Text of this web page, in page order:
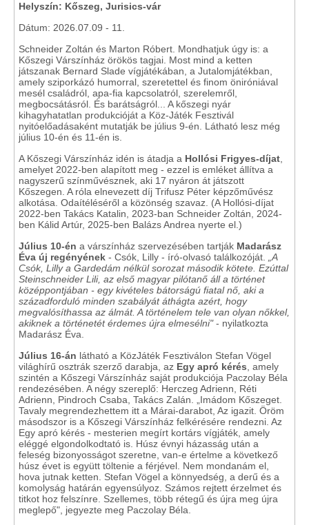
Helyszín: Kőszeg, Jurisics-vár
Dátum: 2026.07.09 - 11.
Schneider Zoltán és Marton Róbert. Mondhatjuk úgy is: a
Kőszegi Várszínház örökös tagjai. Most mind a ketten
játszanak Bernard Slade vígjátékában, a Jutalomjátékban,
amely sziporkázó humorral, szeretettel és finom öniróniával
mesél családról, apa-fia kapcsolatról, szerelemről,
megbocsátásról. És barátságról... A kőszegi nyár
kihagyhatatlan produkcióját a Köz-Játék Fesztivál
nyitóelőadásaként mutatják be július 9-én. Látható lesz még
július 10-én és 11-én is.
A Kőszegi Várszínház idén is átadja a Hollósi Frigyes-díjat
amelyet 2022-ben alapított meg - ezzel is emléket állítva a
nagyszerű színművésznek, aki 17 nyáron át játszott
Kőszegen. A róla elnevezett díj Trifusz Péter képzőművész
alkotása. Odaítéléséről a közönség szavaz. (A Hollósi-díjat
2022-ben Takács Katalin, 2023-ban Schneider Zoltán, 2024-
ben Kálid Artúr, 2025-ben Balázs Andrea nyerte el.)
Július 10-én a várszínház szervezésében tartják Madarász
Éva új regényének - Csók, Lilly - író-olvasó találkozóját.
„A
Csók, Lilly a Gardedám nélkül sorozat második kötete. Ezúttal
Steinschneider Lili, az első magyar pilótanő áll a történet
középpontjában - egy kivételes bátorságú fiatal nő, aki a
századforduló minden szabályát áthágta azért, hogy
megvalósíthassa az álmát. A történelem tele van olyan nőkkel,
akiknek a történetét érdemes újra elmesélni"- nyilatkozta
Madarász Éva.
Július 16-án látható a KözJáték Fesztiválon Stefan Vögel
világhírű osztrák szerző darabja, az Egy apró kérés , amely
szintén a Kőszegi Várszínház saját produkciója Paczolay Béla
rendezésében. A négy szereplő: Herczeg Adrienn, Réti
Adrienn, Pindroch Csaba, Takács Zalán. „Imádom Kőszeget.
Tavaly megrendezhettem itt a Márai-darabot, Az igazit. Öröm
másodszor is a Kőszegi Várszínház felkérésére rendezni. Az
Egy apró kérés - mesterien megírt kortárs vígjáték, amely
eléggé elgondolkodtató is. Húsz évnyi házasság után a
feleség bizonyosságot szeretne, van-e értelme a következő
húsz évet is együtt töltenie a férjével. Nem mondanám el,
hova jutnak ketten. Stefan Vögel a könnyedség, a derű és a
komolyság határán egyensúlyoz. Számos rejtett érzelmet és
titkot hoz felszínre. Szellemes, több rétegű és újra meg újra
meglepő", jegyezte meg Paczolay Béla.